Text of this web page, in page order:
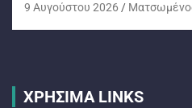
9 Αυγούστου 2026
ΧΡΗΣΙΜΑ LINKS